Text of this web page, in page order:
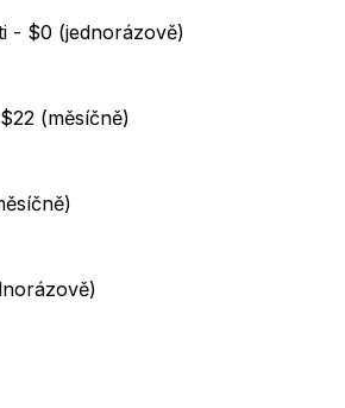
- $0 (jednorázově)
(měsíčně)